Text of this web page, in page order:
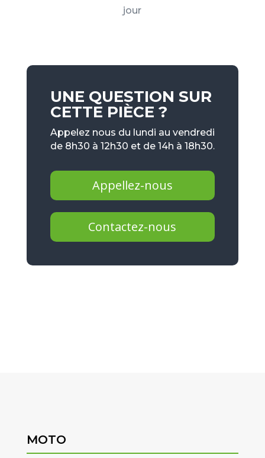
jour
UNE QUESTION SUR
CETTE PIÈCE ?
Appelez nous du lundi au vendredi
de 8h30 à 12h30 et de 14h à 18h30.
Appellez-nous
Contactez-nous
MOTO